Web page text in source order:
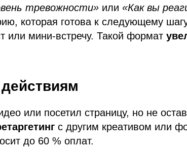
тревожности» или «Как вы
которая готова к следующему
или мини-встречу. Такой формат
действиям
или посетил страницу, но не
с другим креативом или
до 60 % оплат.